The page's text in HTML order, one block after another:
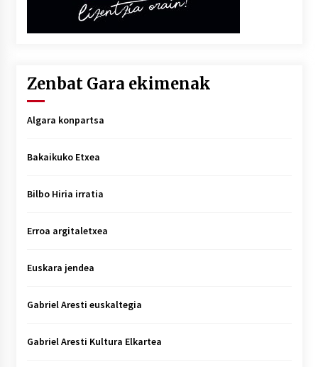
Zenbat Gara ekimenak
Algara konpartsa
Bakaikuko Etxea
Bilbo Hiria irratia
Erroa argitaletxea
Euskara jendea
Gabriel Aresti euskaltegia
Gabriel Aresti Kultura Elkartea